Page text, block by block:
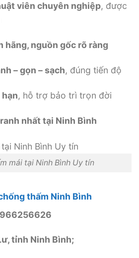
viên chuyên nghiệp, được
hãng, nguồn gốc rõ ràng
– gọn – sạch, đúng tiến độ
hạn, hỗ trợ bảo trì trọn đời
nhất tại Ninh Bình
mái tại Ninh Bình Uy tín
thấm Ninh Bình
tỉnh Ninh Bình;